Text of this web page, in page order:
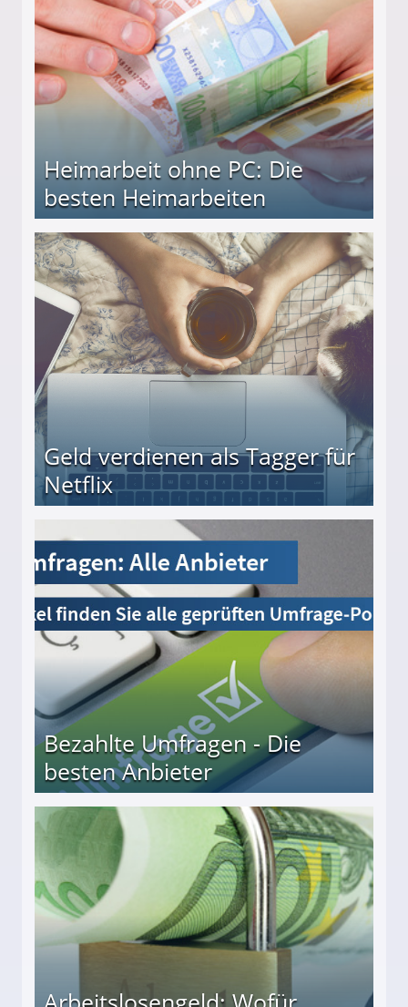
Heimarbeit ohne PC: Die
besten Heimarbeiten
Geld verdienen als Tagger für
Netflix
Bezahlte Umfragen - Die
besten Anbieter